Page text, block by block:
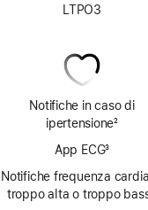
LTPO3
Notifiche in caso di
ipertensione2
App ECG3
Notifiche frequenza
troppo alta o troppo